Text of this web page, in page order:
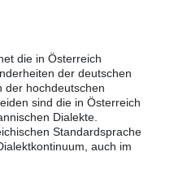
die in Österreich
der deutschen
der hochdeutschen
sind die in Österreich
Dialekte.
Standardsprache
auch im